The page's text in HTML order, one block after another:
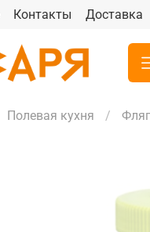
Контакты Доставка
Полевая кухня